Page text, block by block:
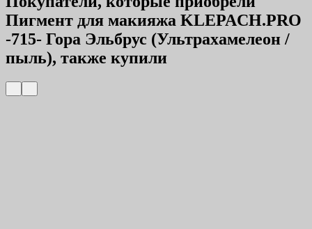
Пигмент для макияжа KLEPACH.PRO
-715- Гора Эльбрус (Ультрахамелеон /
пыль), также купили